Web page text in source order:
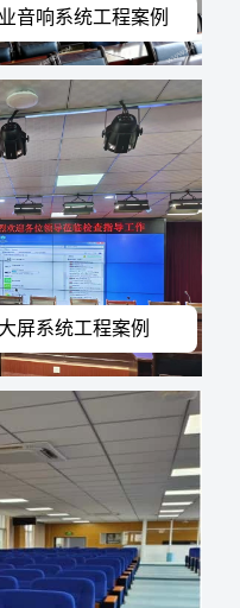
音响系统工程案例
屏系统工程案例